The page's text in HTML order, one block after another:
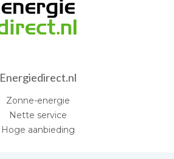
Energiedirect.nl
Zonne-energie
Nette service
Hoge aanbieding